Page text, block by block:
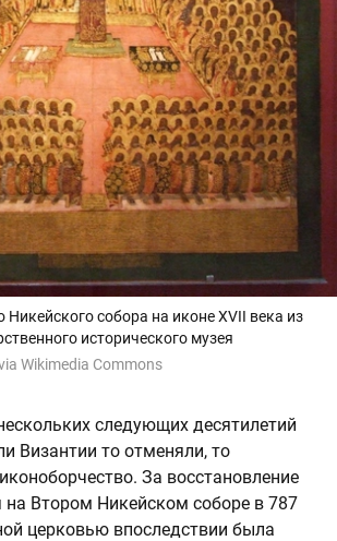
Никейского собора на иконе XVII века из
исторического музея
Wikimedia Commons
следующих десятилетий
Византии то отменяли, то
За восстановление
на Втором Никейском соборе в 787
церковью впоследствии была